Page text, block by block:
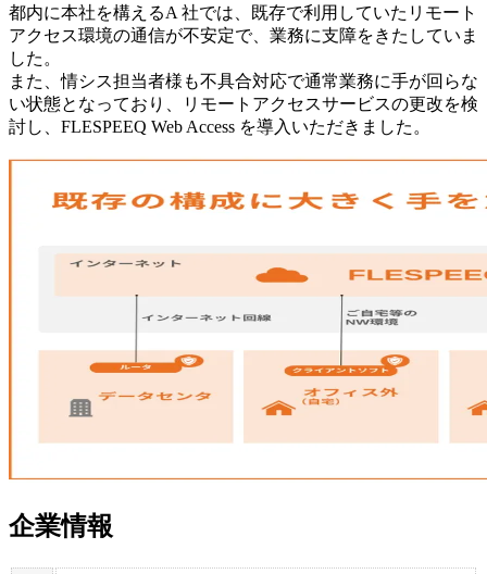
都内に本社を構えるA 社では、既存で利用していたリモート
アクセス環境の通信が不安定で、業務に支障をきたしていま
した。
また、情シス担当者様も不具合対応で通常業務に手が回らな
い状態となっており、リモートアクセスサービスの更改を検
討し、FLESPEEQ Web Access を導入いただきました。
企業情報